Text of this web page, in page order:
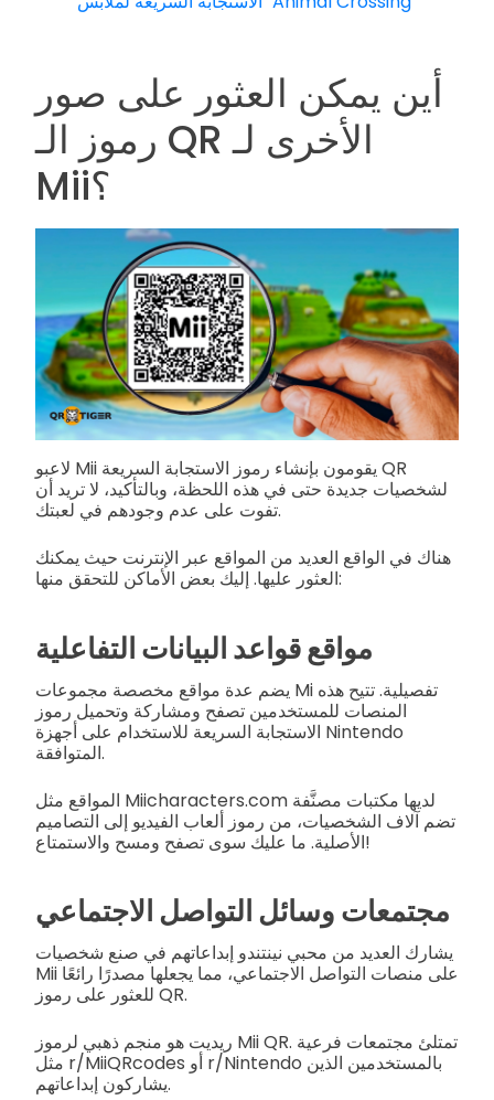
أين يمكن العثور على صور
رموز الـ QR الأخرى لـ
Mii؟
لاعبو Mii يقومون بإنشاء رموز الاستجابة السريعة QR
لشخصيات جديدة حتى في هذه اللحظة، وبالتأكيد، لا تريد أن
تفوت على عدم وجودهم في لعبتك.
هناك في الواقع العديد من المواقع عبر الإنترنت حيث يمكنك
العثور عليها. إليك بعض الأماكن للتحقق منها:
مواقع قواعد البيانات التفاعلية
يضم عدة مواقع مخصصة مجموعات Mi تفصيلية. تتيح هذه
المنصات للمستخدمين تصفح ومشاركة وتحميل رموز
الاستجابة السريعة للاستخدام على أجهزة Nintendo
المتوافقة.
المواقع مثل Miicharacters.com لديها مكتبات مصنَّفة
تضم آلاف الشخصيات، من رموز ألعاب الفيديو إلى التصاميم
الأصلية. ما عليك سوى تصفح ومسح والاستمتاع!
مجتمعات وسائل التواصل الاجتماعي
يشارك العديد من محبي نينتندو إبداعاتهم في صنع شخصيات
Mii على منصات التواصل الاجتماعي، مما يجعلها مصدرًا رائعًا
للعثور على رموز QR.
ريديت هو منجم ذهبي لرموز Mii QR. تمتلئ مجتمعات فرعية
مثل r/MiiQRcodes أو r/Nintendo بالمستخدمين الذين
يشاركون إبداعاتهم.